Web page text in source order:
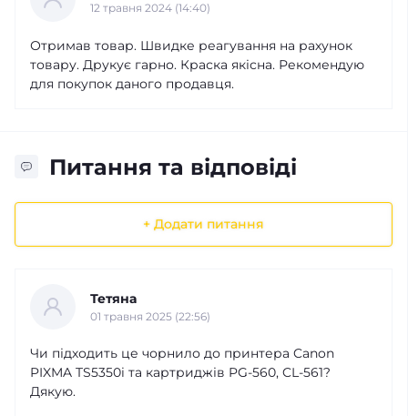
12 травня 2024 (14:40)
Отримав товар. Швидке реагування на рахунок
товару. Друкує гарно. Краска якісна. Рекомендую
для покупок даного продавця.
Питання та відповіді
+ Додати питання
Тетяна
01 травня 2025 (22:56)
Чи підходить це чорнило до принтера Canon
PIXMA TS5350i та картриджів PG-560, CL-561?
Дякую.